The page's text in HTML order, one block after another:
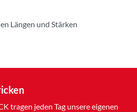
Längen und Stärken
tragen jeden Tag unsere eigenen